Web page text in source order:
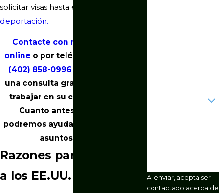
solicitar visas hasta estar en peligro de
deportación.
Contacte con nuestro equipo
online o por teléfono llamando al
(402) 858-0996
una consulta gratis y comenzar a
trabajar en su caso hoy mismo.
Cuanto antes llame, antes
podremos ayudarle a resolver sus
asuntos legales.
Razones para inmigrar
a los EE.UU.
Al enviar, acepta ser
contactado acerca de